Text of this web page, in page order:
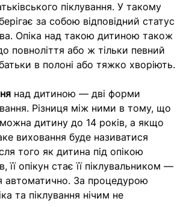
піклування. У такому
за собою відповідний статус
Опіка над такою дитиною також
повноліття або ж тільки певний
в полоні або тяжко хворіють.
над дитиною — дві форми
Різниця між ними в тому, що
можна дитину до 14 років, а якщо
виховання буде називатися
того як дитина під опікою
її опікун стає її піклувальником —
автоматично. За процедурою
та піклування нічим не